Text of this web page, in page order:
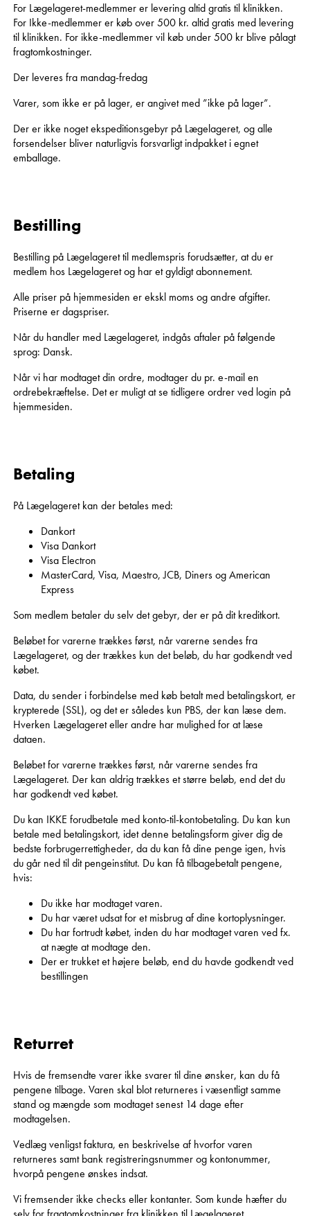
For Lægelageret-medlemmer er levering altid gratis til klinikken.
For Ikke-medlemmer er køb over 500 kr. altid gratis med levering
til klinikken. For ikke-medlemmer vil køb under 500 kr blive pålagt
fragtomkostninger.
Der leveres fra mandag-fredag
Varer, som ikke er på lager, er angivet med ”ikke på lager”.
Der er ikke noget ekspeditionsgebyr på Lægelageret, og alle
forsendelser bliver naturligvis forsvarligt indpakket i egnet
emballage.
Bestilling
Bestilling på Lægelageret til medlemspris forudsætter, at du er
medlem hos Lægelageret og har et gyldigt abonnement.
Alle priser på hjemmesiden er ekskl moms og andre afgifter.
Priserne er dagspriser.
Når du handler med Lægelageret, indgås aftaler på følgende
sprog: Dansk.
Når vi har modtaget din ordre, modtager du pr. e-mail en
ordrebekræftelse. Det er muligt at se tidligere ordrer ved login på
hjemmesiden.
Betaling
På Lægelageret kan der betales med:
Dankort
Visa Dankort
Visa Electron
MasterCard, Visa, Maestro, JCB, Diners og American
Express
Som medlem betaler du selv det gebyr, der er på dit kreditkort.
Beløbet for varerne trækkes først, når varerne sendes fra
Lægelageret, og der trækkes kun det beløb, du har godkendt ved
købet.
Data, du sender i forbindelse med køb betalt med betalingskort, er
krypterede (SSL), og det er således kun PBS, der kan læse dem.
Hverken Lægelageret eller andre har mulighed for at læse
dataen.
Beløbet for varerne trækkes først, når varerne sendes fra
Lægelageret. Der kan aldrig trækkes et større beløb, end det du
har godkendt ved købet.
Du kan IKKE forudbetale med konto-til-kontobetaling. Du kan kun
betale med betalingskort, idet denne betalingsform giver dig de
bedste forbrugerrettigheder, da du kan få dine penge igen, hvis
du går ned til dit pengeinstitut. Du kan få tilbagebetalt pengene,
hvis:
Du ikke har modtaget varen.
Du har været udsat for et misbrug af dine kortoplysninger.
Du har fortrudt købet, inden du har modtaget varen ved fx.
at nægte at modtage den.
Der er trukket et højere beløb, end du havde godkendt ved
bestillingen
Returret
Hvis de fremsendte varer ikke svarer til dine ønsker, kan du få
pengene tilbage. Varen skal blot returneres i væsentligt samme
stand og mængde som modtaget senest 14 dage efter
modtagelsen.
Vedlæg venligst faktura, en beskrivelse af hvorfor varen
returneres samt bank registreringsnummer og kontonummer,
hvorpå pengene ønskes indsat.
Vi fremsender ikke checks eller kontanter. Som kunde hæfter du